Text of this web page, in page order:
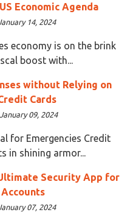
Economic Agenda
14, 2024
economy is on the brink
boost with...
without Relying on
Cards
09, 2024
for Emergencies Credit
in shining armor...
Security App for
07, 2024